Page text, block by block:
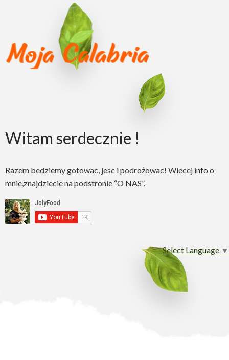
Witam serdecznie !
Razem bedziemy gotowac, jesc i podrożowac! Wiecej info o
mnie,znajdziecie na podstronie “O NAS”.
Select Language ▼